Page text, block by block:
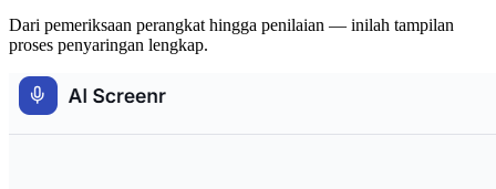
Dari pemeriksaan perangkat hingga penilaian — inilah tampilan
proses penyaringan lengkap.